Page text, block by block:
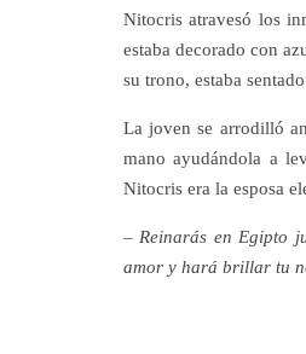
Nitocris atravesó los
estaba decorado con
su trono, estaba
La joven se arrodilló
mano ayudándola a
Nitocris era la esposa
– Reinarás en Egipto
amor y hará brillar tu